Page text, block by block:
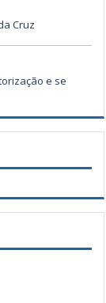
Cruz
e se